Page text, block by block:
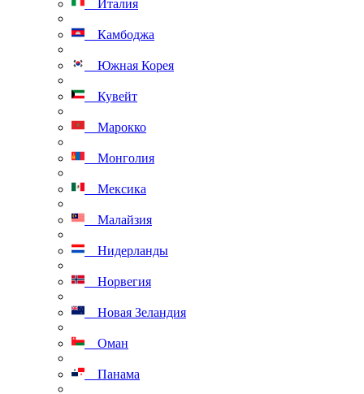
Италия
Камбоджа
Южная Корея
Кувейт
Марокко
Монголия
Мексика
Малайзия
Нидерланды
Норвегия
Новая Зеландия
Оман
Панама